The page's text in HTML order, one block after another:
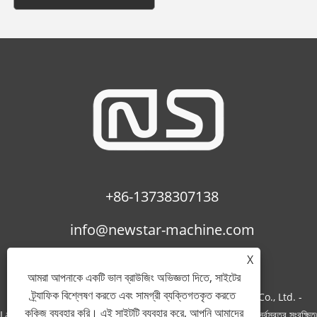
+86-13738307138
info@newstar-machine.com
কপিরাইট © 2022 Wenzhou Feihua Printing Machinery Co., Ltd. -
X
আমরা আপনাকে একটি ভাল ব্রাউজিং অভিজ্ঞতা দিতে, সাইটের
ট্র্যাফিক বিশ্লেষণ করতে এবং সামগ্রী ব্যক্তিগতকৃত করতে
কুকিজ ব্যবহার করি। এই সাইটটি ব্যবহার করে, আপনি আমাদের